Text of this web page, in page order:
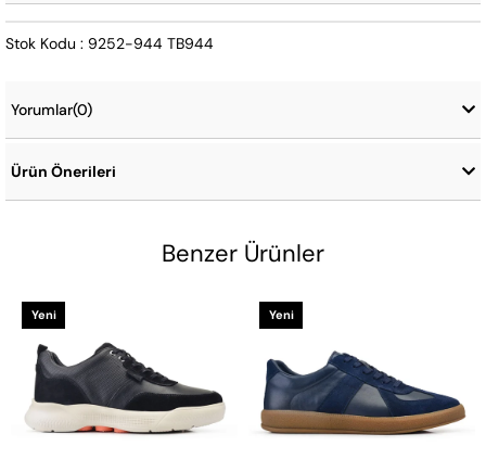
Stok Kodu : 9252-944 TB944
Yorumlar(0)
Ürün Önerileri
Benzer Ürünler
Yeni
Ürün
Yeni